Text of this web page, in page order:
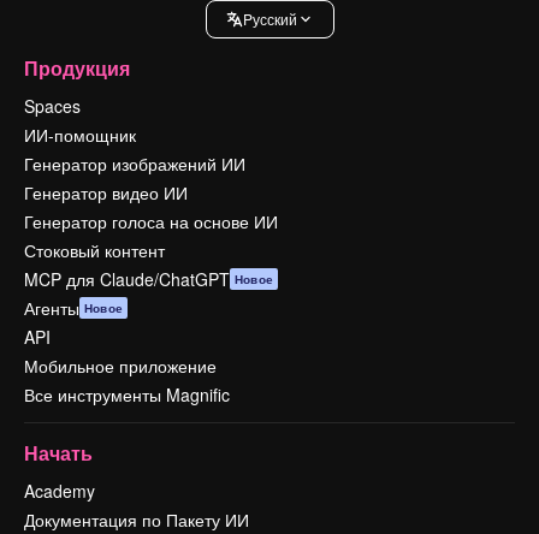
Pусский
Продукция
Spaces
ИИ-помощник
Генератор изображений ИИ
Генератор видео ИИ
Генератор голоса на основе ИИ
Стоковый контент
MCP для Claude/ChatGPT Новое
Агенты Новое
API
Мобильное приложение
Все инструменты Magnific
Начать
Academy
Документация по Пакету ИИ